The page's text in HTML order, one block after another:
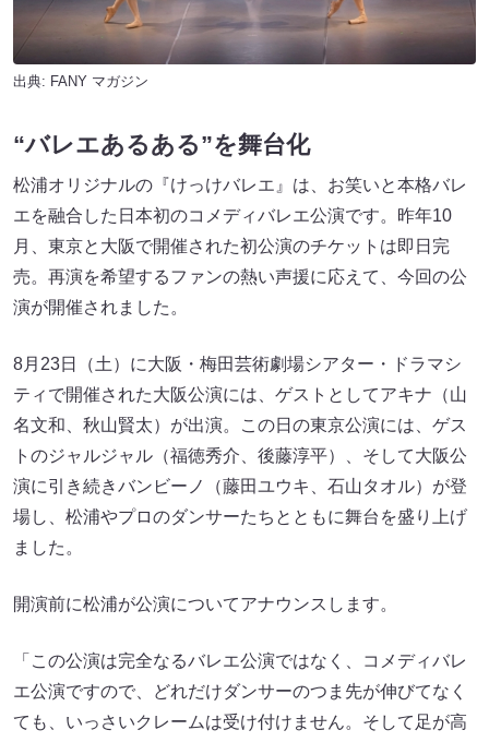
出典: FANY マガジン
“バレエあるある”を舞台化
松浦オリジナルの『けっけバレエ』は、お笑いと本格バレ
エを融合した日本初のコメディバレエ公演です。昨年10
月、東京と大阪で開催された初公演のチケットは即日完
売。再演を希望するファンの熱い声援に応えて、今回の公
演が開催されました。
8月23日（土）に大阪・梅田芸術劇場シアター・ドラマシ
ティで開催された大阪公演には、ゲストとしてアキナ（山
名文和、秋山賢太）が出演。この日の東京公演には、ゲス
トのジャルジャル（福徳秀介、後藤淳平）、そして大阪公
演に引き続きバンビーノ（藤田ユウキ、石山タオル）が登
場し、松浦やプロのダンサーたちとともに舞台を盛り上げ
ました。
開演前に松浦が公演についてアナウンスします。
「この公演は完全なるバレエ公演ではなく、コメディバレ
エ公演ですので、どれだけダンサーのつま先が伸びてなく
ても、いっさいクレームは受け付けません。そして足が高